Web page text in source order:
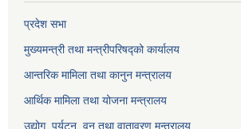
प्रदेश सभा
मुख्यमन्त्री तथा मन्त्रीपरिषद्को कार्यालय
आन्तरिक मामिला तथा कानुन मन्त्रालय
आर्थिक मामिला तथा योजना मन्त्रालय
उद्योग, पर्यटन, वन तथा वातावरण मन्त्रालय